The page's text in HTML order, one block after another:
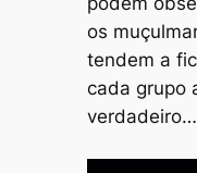
os
tendem a
cada grupo
verdadeiro…